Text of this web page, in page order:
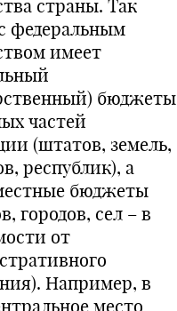
страны. Так
федеральным
имеет
бюджеты
частей
(штатов, земель,
республик), а
бюджеты
городов, сел – в
от
Например, в
место